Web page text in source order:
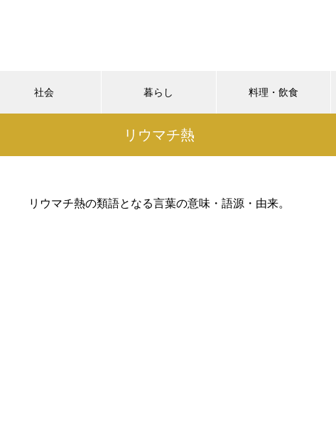
社会 暮らし 料理・飲食
リウマチ熱
リウマチ熱の類語となる言葉の意味・語源・由来。